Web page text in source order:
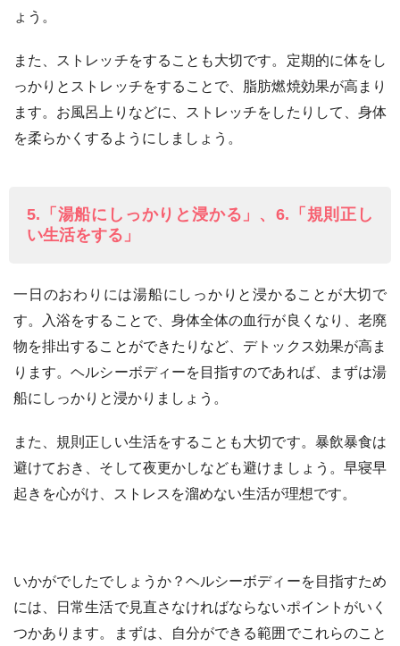
ょう。
また、ストレッチをすることも大切です。定期的に体をし
っかりとストレッチをすることで、脂肪燃焼効果が高まり
ます。お風呂上りなどに、ストレッチをしたりして、身体
を柔らかくするようにしましょう。
5.「湯船にしっかりと浸かる」、6.「規則正し
い生活をする」
一日のおわりには湯船にしっかりと浸かることが大切で
す。入浴をすることで、身体全体の血行が良くなり、老廃
物を排出することができたりなど、デトックス効果が高ま
ります。ヘルシーボディーを目指すのであれば、まずは湯
船にしっかりと浸かりましょう。
また、規則正しい生活をすることも大切です。暴飲暴食は
避けておき、そして夜更かしなども避けましょう。早寝早
起きを心がけ、ストレスを溜めない生活が理想です。
いかがでしたでしょうか？ヘルシーボディーを目指すため
には、日常生活で見直さなければならないポイントがいく
つかあります。まずは、自分ができる範囲でこれらのこと